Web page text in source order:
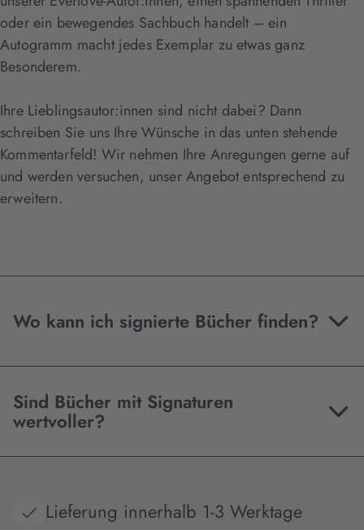
oder ein bewegendes Sachbuch handelt – ein
Autogramm macht jedes Exemplar zu etwas ganz
Besonderem.
Ihre Lieblingsautor:innen sind nicht dabei? Dann
schreiben Sie uns Ihre Wünsche in das unten stehende
Kommentarfeld! Wir nehmen Ihre Anregungen gerne auf
und werden versuchen, unser Angebot entsprechend zu
erweitern.
Wo kann ich signierte Bücher finden?
Sind Bücher mit Signaturen
wertvoller?
Lieferung innerhalb 1-3 Werktage